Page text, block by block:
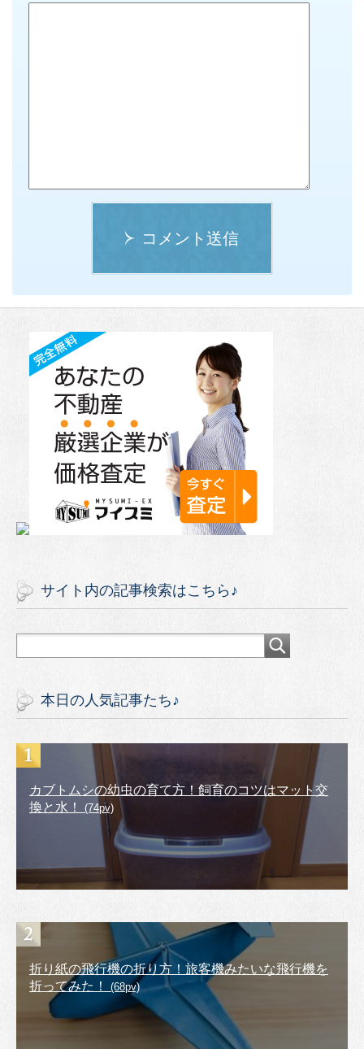
コメント送信
サイト内の記事検索はこちら♪
本日の人気記事たち♪
カブトムシの幼虫の育て方！飼育のコツはマット交
換と水！
(74pv)
折り紙の飛行機の折り方！旅客機みたいな飛行機を
折ってみた！
(68pv)